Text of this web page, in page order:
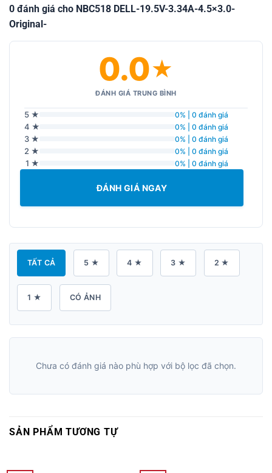
0 đánh giá cho NBC518 DELL-19.5V-3.34A-4.5×3.0-
Original-
0.0★
ĐÁNH GIÁ TRUNG BÌNH
5 ★ 0% | 0 đánh giá
4 ★ 0% | 0 đánh giá
3 ★ 0% | 0 đánh giá
2 ★ 0% | 0 đánh giá
1 ★ 0% | 0 đánh giá
ĐÁNH GIÁ NGAY
TẤT CẢ 5 ★ 4 ★ 3 ★ 2 ★
1 ★ CÓ ẢNH
Chưa có đánh giá nào phù hợp với bộ lọc đã chọn.
SẢN PHẨM TƯƠNG TỰ